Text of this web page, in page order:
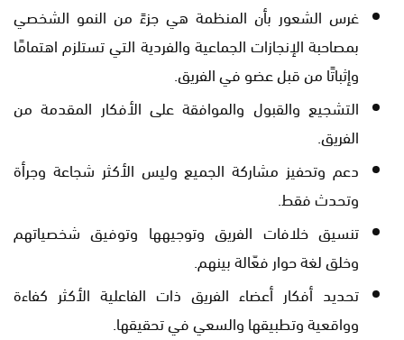
غرس الشعور بأن المنظمة هي جزءً من النمو الشخصي
بمصاحبة الإنجازات الجماعية والفردية التي تستلزم اهتمامًا
وإثباتًا من قبل عضو في الفريق.
التشجيع والقبول والموافقة على الأفكار المقدمة من
الفريق.
دعم وتحفيز مشاركة الجميع وليس الأكثر شجاعة وجرأة
وتحدث فقط.
تنسيق خلافات الفريق وتوجيهها وتوفيق شخصياتهم
وخلق لغة حوار فعّالة بينهم.
تحديد أفكار أعضاء الفريق ذات الفاعلية الأكثر كفاءة
وواقعية وتطبيقها والسعي في تحقيقها.